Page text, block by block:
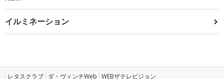
イルミネーション
レタスクラブ ダ・ヴィンチWeb WEBザテレビジョン